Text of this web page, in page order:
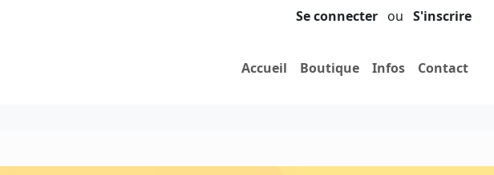
Se connecter ou S'inscrire
Accueil Boutique Infos Contact